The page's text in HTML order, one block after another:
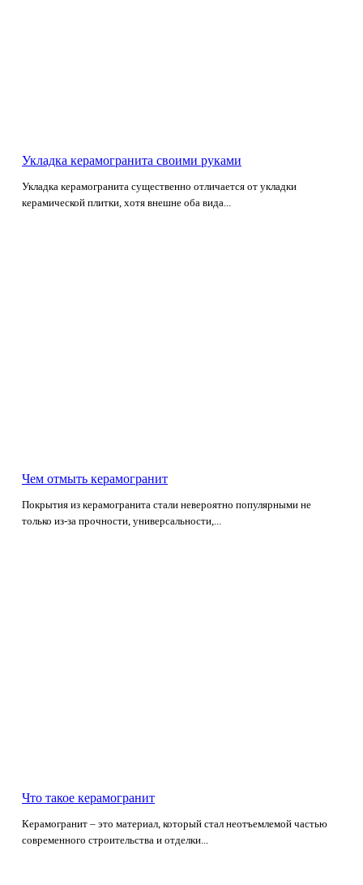
Укладка керамогранита своими руками
Укладка керамогранита существенно отличается от укладки
керамической плитки, хотя внешне оба вида...
Чем отмыть керамогранит
Покрытия из керамогранита стали невероятно популярными не
только из-за прочности, универсальности,...
Что такое керамогранит
Керамогранит – это материал, который стал неотъемлемой частью
современного строительства и отделки...